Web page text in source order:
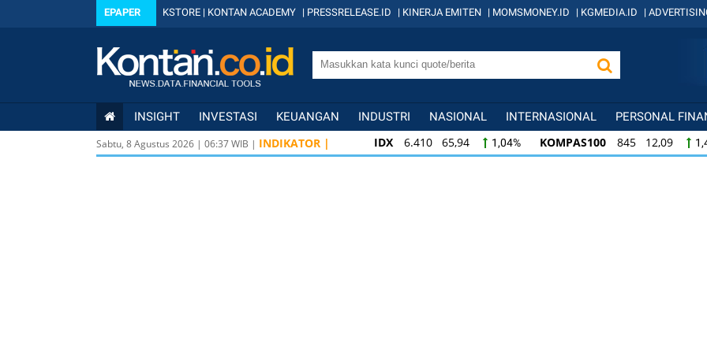
EPAPER KSTORE | KONTAN ACADEMY | PRESSRELEASE.ID | KINERJA EMITEN | MOMSMONEY.ID | KGMEDIA.ID |
INSIGHT INVESTASI KEUANGAN INDUSTRI NASIONAL INTERNASIONAL PERSONAL
Sabtu, 8 Agustus 2026 | 06:37WIB | INDIKATOR | IDX 6.410 65,94 1,04% KOMPAS100 845 12,09
KOMPAS100
845 12,09 1,45% LQ45 640 9,44